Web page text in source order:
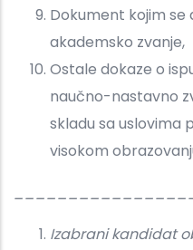
Dokument kojim
akademsko zvanje,
Ostale dokaze o
naučno-nastavno
skladu sa uslovima
visokom
Izabrani kandidat